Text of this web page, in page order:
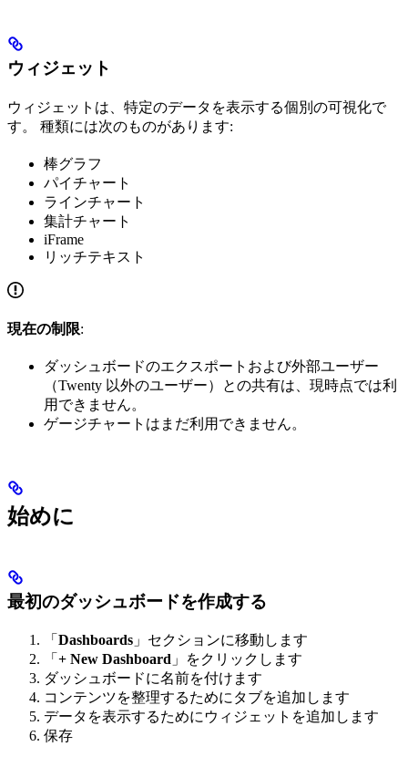
ウィジェット
ウィジェットは、特定のデータを表示する個別の可視化で
す。 種類には次のものがあります:
棒グラフ
パイチャート
ラインチャート
集計チャート
iFrame
リッチテキスト
現在の制限:
ダッシュボードのエクスポートおよび外部ユーザー
（Twenty 以外のユーザー）との共有は、現時点では利
用できません。
ゲージチャートはまだ利用できません。
始めに
最初のダッシュボードを作成する
「 Dashboards 」セクションに移動します
「 + New Dashboard 」をクリックします
ダッシュボードに名前を付けます
コンテンツを整理するためにタブを追加します
データを表示するためにウィジェットを追加します
保存